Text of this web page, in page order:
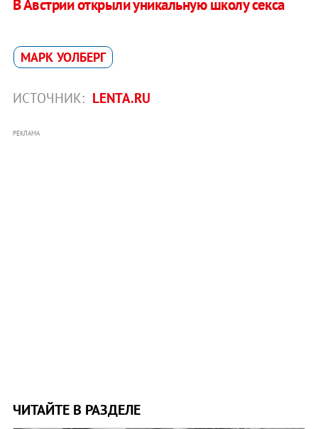
В Австрии открыли уникальную школу секса
МАРК УОЛБЕРГ
ИСТОЧНИК: LENTA.RU
РЕКЛАМА
ЧИТАЙТЕ В РАЗДЕЛЕ